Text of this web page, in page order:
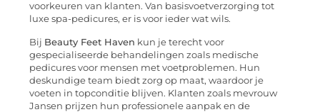
voorkeuren van klanten. Van basisvoetverzorging tot
luxe spa-pedicures, er is voor ieder wat wils.
Bij Beauty Feet Haven kun je terecht voor
gespecialiseerde behandelingen zoals medische
pedicures voor mensen met voetproblemen. Hun
deskundige team biedt zorg op maat, waardoor je
voeten in topconditie blijven. Klanten zoals mevrouw
Jansen prijzen hun professionele aanpak en de